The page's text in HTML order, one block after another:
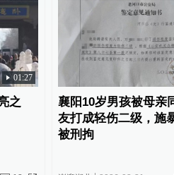
01:27
之
襄阳10岁男孩被母亲
友打成轻伤二级，施
被刑拘